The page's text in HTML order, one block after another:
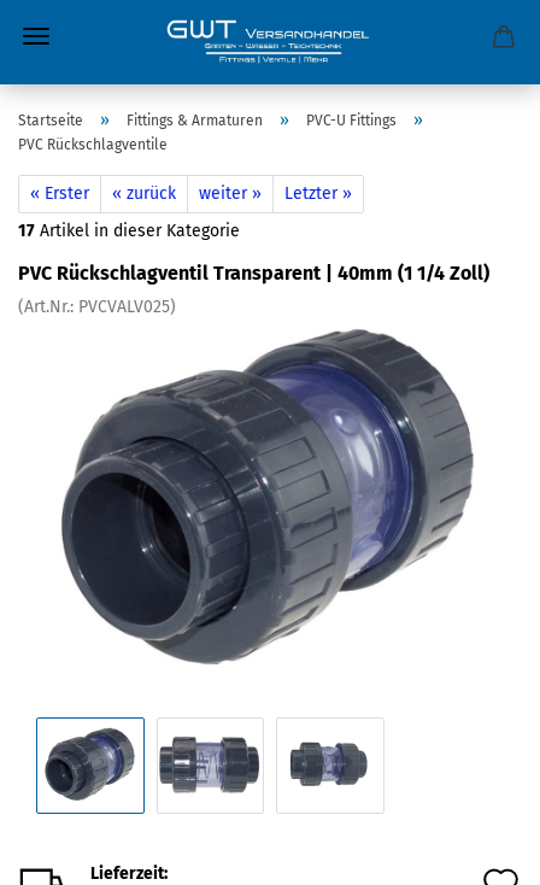
Startseite » Fittings & Armaturen » PVC-U Fittings »
PVC Rückschlagventile
« Erster « zurück weiter »
Letzter »
17 Artikel in dieser Kategorie
PVC Rückschlagventil Transparent | 40mm (1 1/4 Zoll)
(Art.Nr.: PVCVALV025)
Lieferzeit: